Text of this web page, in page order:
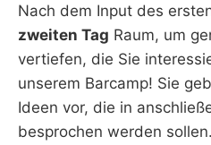
Nach dem Input des
zweiten Tag Raum, um
vertiefen, die Sie
unserem Barcamp! Sie
Ideen vor, die in
besprochen werden